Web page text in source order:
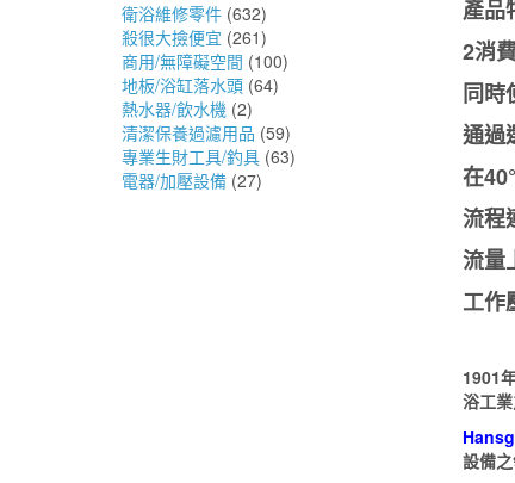
衛浴維修零件 (632)
殺很大撿便宜 (261)
商用/無障礙空間 (100)
地板/浴缸落水頭 (64)
熱水器/飲水機 (2)
清潔保養過濾用品 (59)
專業生財工具/釣具 (63)
電器/加壓設備 (27)
產品
2消
同時
通過
在
流程
流量
工作
1901
浴工
設備